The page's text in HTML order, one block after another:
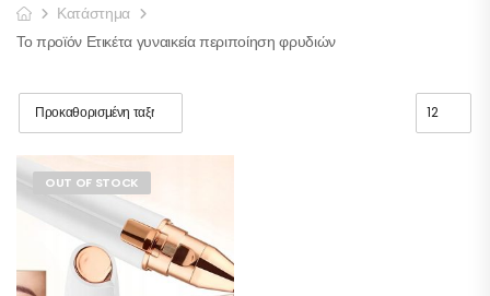
Κατάστημα
Το προϊόν Ετικέτα γυναικεία περιποίηση φρυδιών
OUT OF STOCK